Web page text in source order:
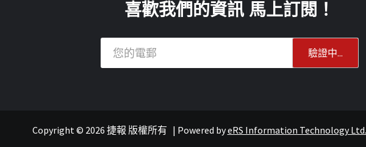
喜歡我們的資訊 馬上訂閱！
Copyright © 2026 捷報 版權所有 | Powered byeRS Information Technology Ltd.